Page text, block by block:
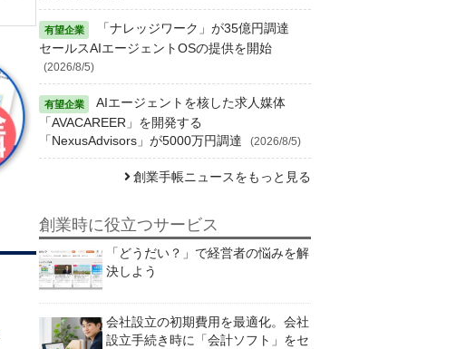
「ナレッジワーク」が35億円調達
セールスAIエージェントOSの提供を開始
(2026/8/5)
AIエージェントを核した求人媒体
「AVACAREER」を開発する
「NexusAdvisors」が5000万円調達
(2026/8/5)
創業手帳ニュースをもっと見る
創業時に役立つサービス
「どうだい？」で経営者の悩みを解
決しよう
会社設立の初期費用を最適化。会社
設立手続き時に「会計ソフト」をセ